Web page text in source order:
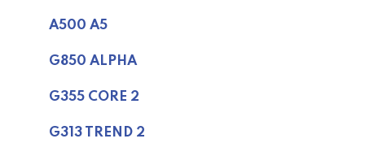
A500 A5
G850 ALPHA
G355 CORE 2
G313 TREND 2